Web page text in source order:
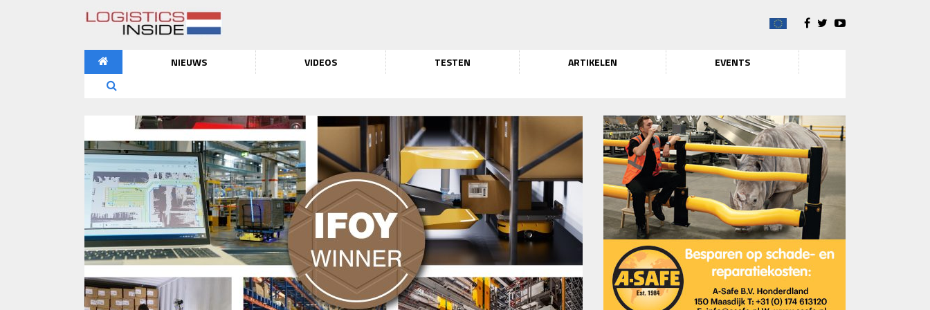
NIEUWS VIDEOS TESTEN ARTIKELEN EVENTS